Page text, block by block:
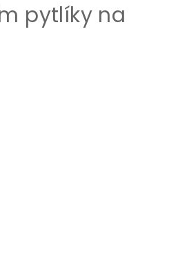
pytlíky na